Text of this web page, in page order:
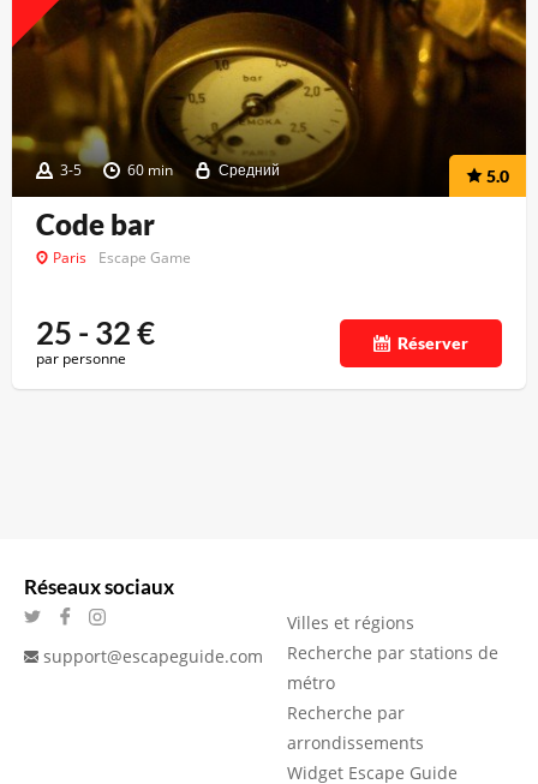
3-5 60 min Средний 5.0
Code bar
Paris Escape Game
25 - 32€
par personne
Réserver
Réseaux sociaux
support@escapeguide.com
Villes et régions
Recherche par stations de
métro
Recherche par
arrondissements
Widget Escape Guide